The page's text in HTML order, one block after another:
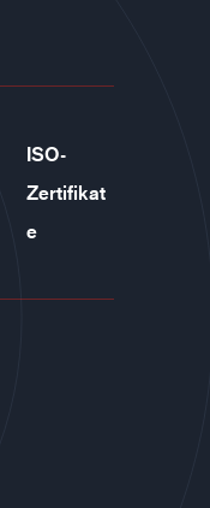
ISO-
Zertifikat
e